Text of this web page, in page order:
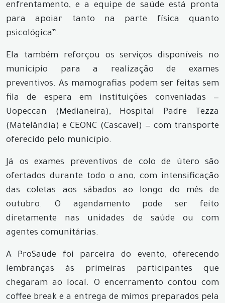
enfrentamento, e a equipe de saúde está pronta
para apoiar tanto na parte física quanto
psicológica”.
Ela também reforçou os serviços disponíveis no
município para a realização de exames
preventivos. As mamografias podem ser feitas sem
fila de espera em instituições conveniadas —
Uopeccan (Medianeira), Hospital Padre Tezza
(Matelândia) e CEONC (Cascavel) — com transporte
oferecido pelo município.
Já os exames preventivos de colo de útero são
ofertados durante todo o ano, com intensificação
das coletas aos sábados ao longo do mês de
outubro. O agendamento pode ser feito
diretamente nas unidades de saúde ou com
agentes comunitárias.
A ProSaúde foi parceira do evento, oferecendo
lembranças às primeiras participantes que
chegaram ao local. O encerramento contou com
coffee break e a entrega de mimos preparados pela